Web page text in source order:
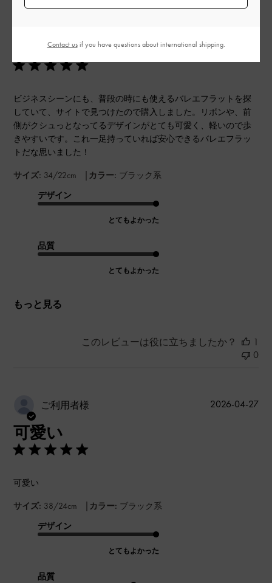
理想のバレエフラットでした♪
ビジネスシーンにも、普段の時にも使えるバレエフラットを探
していて、サイトで見つけたので購入しました。リボンや、前
側がクシュっとなってるデザインがとても可愛く、軽いので歩
きやすいです。これ一足持っていれば安心できるバレエフラッ
トだな思いました！
サイズ: 34/22cm | カラー: ブラック系
デザイン
とてもよかった
品質
とてもよかった
もっと見る
このレビューは役に立ちましたか？
1
0
ご利用者様
可愛い
可愛い
サイズ: 38/24cm | カラー: ブラック系
デザイン
とてもよかった
品質
公
2026-04-27
Contact usif you have questions about international shipping.